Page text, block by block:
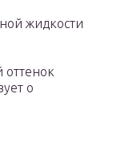
жидкости
оттенок
о